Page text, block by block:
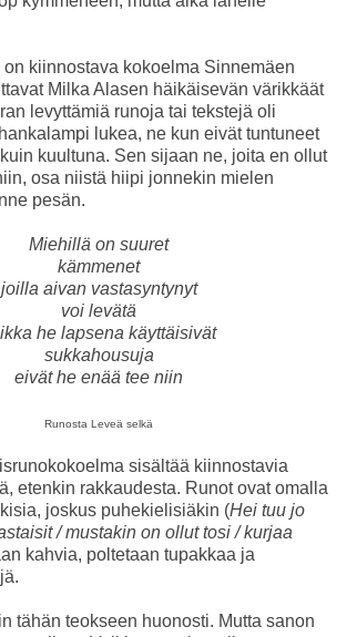
on kiinnostava kokoelma Sinnemäen
Milka Alasen häikäisevän värikkäät
levyttämiä runoja tai tekstejä oli
lukea, ne kun eivät tuntuneet
kuultuna. Sen sijaan ne, joita en ollut
osa niistä hiipi jonnekin mielen
pesän.
Miehillä on suuret
kämmenet
joilla aivan vastasyntynyt
voi levätä
he lapsena käyttäisivät
sukkahousuja
eivät he enää tee niin
Runosta Leveä selkä
sisältää kiinnostavia
etenkin rakkaudesta. Runot ovat omalla
joskus puhekielisiäkin (Hei tuu jo
/ mustakin on ollut tosi / kurjaa
kahvia, poltetaan tupakkaa ja
tähän teokseen huonosti. Mutta sanon